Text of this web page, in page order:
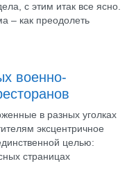
с этим итак все ясно.
– как преодолеть
военно-
в разных уголках
эксцентричное
целью:
страницах